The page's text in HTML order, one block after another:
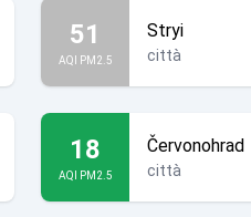
51
AQI PM2.5
Stryi
città
18
AQI PM2.5
Červonohrad
città